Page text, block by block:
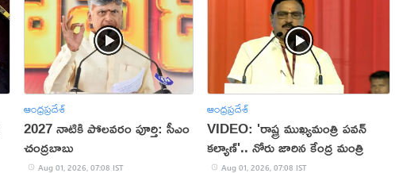
ఆంధ్రప్రదేశ్
2027 నాటికి పోలవరం పూర్తి: సీఎం
చంద్రబాబు
Aug 01, 2026, 07:08 IST
ఆంధ్రప్రదేశ్
VIDEO: 'రాష్ట్ర ముఖ్యమంత్రి పవన్
కల్యాణ్'.. నోరు జారిన కేంద్ర మంత్రి
Aug 01, 2026, 07:08 IST